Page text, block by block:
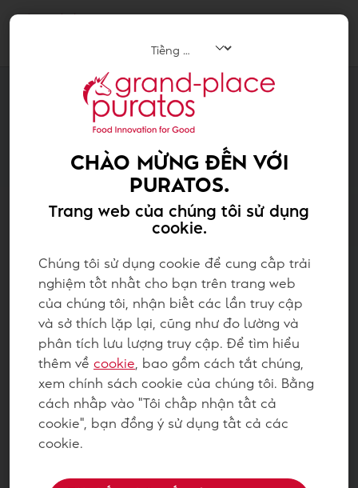
CHÀO MỪNG ĐẾN VỚI
PURATOS.
Trang web của chúng tôi sử dụng
cookie.
Chúng tôi sử dụng cookie để cung cấp trải
nghiệm tốt nhất cho bạn trên trang web
của chúng tôi, nhận biết các lần truy cập
và sở thích lặp lại, cũng như đo lường và
phân tích lưu lượng truy cập. Để tìm hiểu
thêm về cookie, bao gồm cách tắt chúng,
xem chính sách cookie của chúng tôi. Bằng
cách nhấp vào "Tôi chấp nhận tất cả
cookie", bạn đồng ý sử dụng tất cả các
cookie.